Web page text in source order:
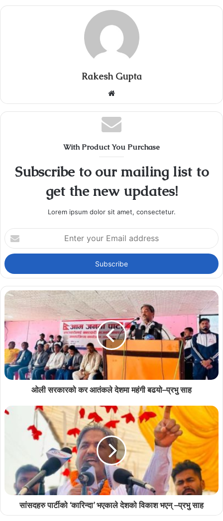
Rakesh Gupta
Website
With Product You Purchase
Subscribe to our mailing list to
get the new updates!
Lorem ipsum dolor sit amet, consectetur.
Enter
your
Email
address
ओली सरकारको कर आतंकले देशमा महंगी बढयो–प्रभु साह
सांसदहरु पार्टीको ‘कारिन्दा’ भएकाले देशको विकाश भएन् –प्रभु साह